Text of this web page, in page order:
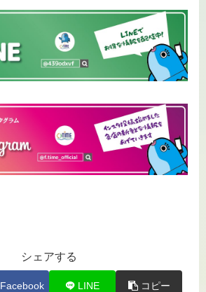
シェアする
Facebook LINE コピー